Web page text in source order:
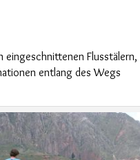
eingeschnittenen Flusstälern,
entlang des Wegs